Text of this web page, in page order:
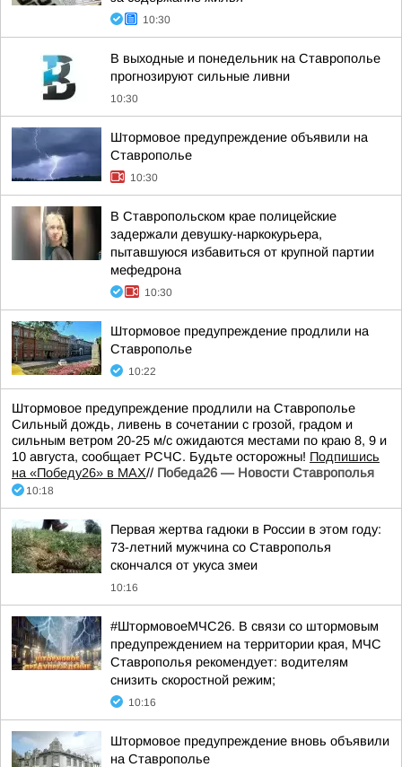
10:30
В выходные и понедельник на Ставрополье
прогнозируют сильные ливни
10:30
Штормовое предупреждение объявили на
Ставрополье
10:30
В Ставропольском крае полицейские
задержали девушку-наркокурьера,
пытавшуюся избавиться от крупной партии
мефедрона
10:30
Штормовое предупреждение продлили на
Ставрополье
10:22
Штормовое предупреждение продлили на Ставрополье
Сильный дождь, ливень в сочетании с грозой, градом и
сильным ветром 20-25 м/с ожидаются местами по краю 8, 9 и
10 августа, сообщает РСЧС. Будьте осторожны! Подпишись
на «Победу26» в MAX// Победа26 — Новости Ставрополья
10:18
Первая жертва гадюки в России в этом году:
73-летний мужчина со Ставрополья
скончался от укуса змеи
10:16
#ШтормовоеМЧС26. В связи со штормовым
предупреждением на территории края, МЧС
Ставрополья рекомендует: водителям
снизить скоростной режим;
10:16
Штормовое предупреждение вновь объявили
на Ставрополье